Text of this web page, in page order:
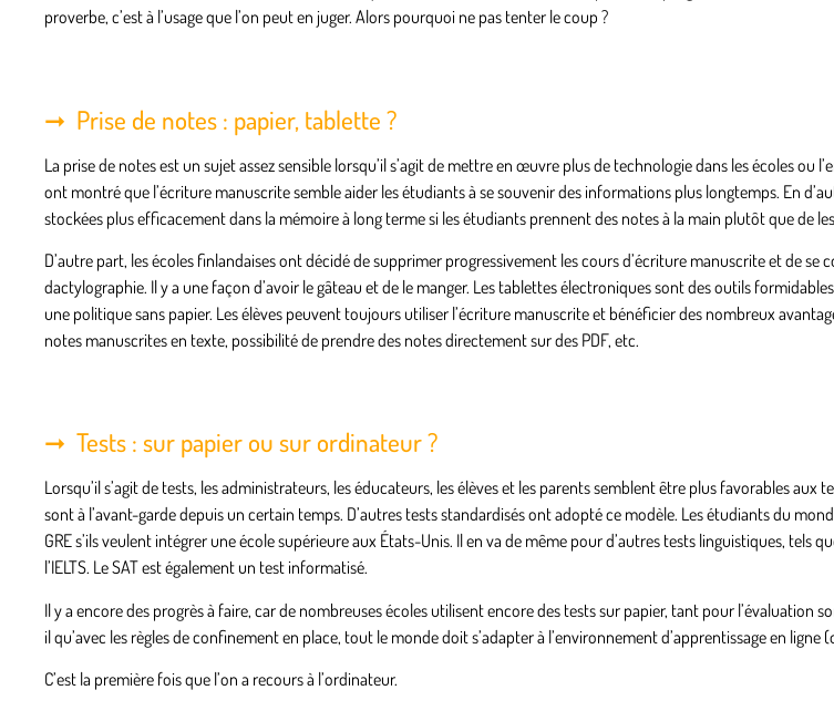
proverbe, c’est à l’usage que l’on peut en juger. Alors pourquoi ne pas tenter le coup ?
Prise de notes : papier, tablette ?
La prise de notes est un sujet assez sensible lorsqu’il s’agit de mettre en œuvre plus de technologie dans les écoles ou
ont montré que l’écriture manuscrite semble aider les étudiants à se souvenir des informations plus longtemps. En
stockées plus efficacement dans la mémoire à long terme si les étudiants prennent des notes à la main plutôt que de
D’autre part, les écoles finlandaises ont décidé de supprimer progressivement les cours d’écriture manuscrite et de se
dactylographie. Il y a une façon d’avoir le gâteau et de le manger. Les tablettes électroniques sont des outils
une politique sans papier. Les élèves peuvent toujours utiliser l’écriture manuscrite et bénéficier des nombreux
notes manuscrites en texte, possibilité de prendre des notes directement sur des PDF, etc.
Tests : sur papier ou sur ordinateur ?
Lorsqu’il s’agit de tests, les administrateurs, les éducateurs, les élèves et les parents semblent être plus favorables aux
sont à l’avant-garde depuis un certain temps. D’autres tests standardisés ont adopté ce modèle. Les étudiants du
GRE s’ils veulent intégrer une école supérieure aux États-Unis. Il en va de même pour d’autres tests linguistiques, tels
l’IELTS. Le SAT est également un test informatisé.
Il y a encore des progrès à faire, car de nombreuses écoles utilisent encore des tests sur papier, tant pour l’évaluation
il qu’avec les règles de confinement en place, tout le monde doit s’adapter à l’environnement d’apprentissage en ligne
C’est la première fois que l’on a recours à l’ordinateur.